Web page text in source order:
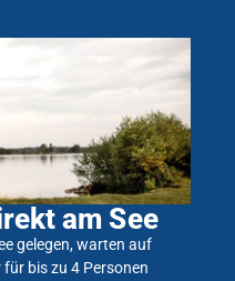
am See
gelegen, warten auf
bis zu 4 Personen